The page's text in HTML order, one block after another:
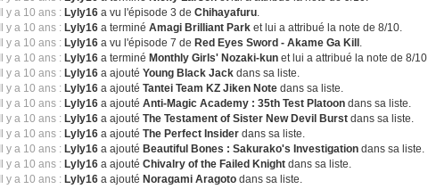
Il y a 10 ans : Lyly16 a vu l'épisode 3 deChihayafuru.
Il y a 10 ans : Lyly16 a terminéAmagi Brilliant Park et lui a attribué la note de 8/10.
Il y a 10 ans : Lyly16 a vu l'épisode 7 de Red Eyes Sword - Akame Ga Kill .
Il y a 10 ans : Lyly16 a terminé Monthly Girls' Nozaki-kun et lui a attribué la note de 8/
Il y a 10 ans : Lyly16 a ajoutéYoung Black Jack dans sa liste.
Il y a 10 ans : Lyly16 a ajoutéTantei Team KZ Jiken Note dans sa liste.
Il y a 10 ans : Lyly16 a ajoutéAnti-Magic Academy : 35th Test Platoon dans sa liste.
Il y a 10 ans : Lyly16 a ajoutéThe Testament of Sister New Devil Burst dans sa liste.
Il y a 10 ans : Lyly16 a ajoutéThe Perfect Insider dans sa liste.
Il y a 10 ans : Lyly16 a ajouté Beautiful Bones : Sakurako's Investigation dans sa liste.
Il y a 10 ans : Lyly16 a ajoutéChivalry of the Failed Knight dans sa liste.
Il y a 10 ans : Lyly16 a ajouté Noragami Aragoto dans sa liste.